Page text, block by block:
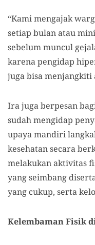
“Kami mengajak
setiap bulan atau
sebelum muncul
karena pengidap
juga bisa menjangkiti
Ira juga berpesan
sudah mengidap
upaya mandiri
kesehatan secara
melakukan aktivitas
yang seimbang
yang cukup, serta
Kelembaman Fisik